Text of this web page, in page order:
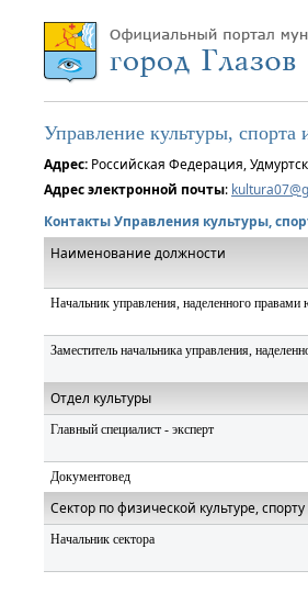
Управление культуры,
Адрес: Российская Федерация,
Адрес электронной почты:
Контакты Управления культуры,
Наименование должности
Начальник управления, наделенного правами
Заместитель начальника управления,
Отдел культуры
Главный специалист - эксперт
Документовед
Сектор по физической культуре,
Начальник сектора